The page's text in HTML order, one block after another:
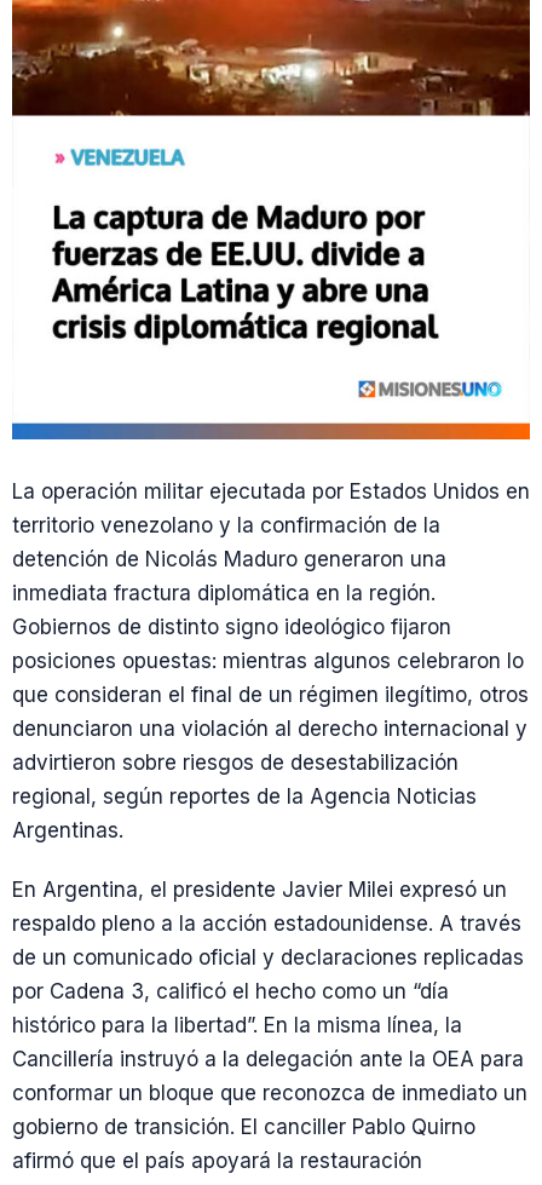
La operación militar ejecutada por Estados Unidos en
territorio venezolano y la confirmación de la
detención de Nicolás Maduro generaron una
inmediata fractura diplomática en la región.
Gobiernos de distinto signo ideológico fijaron
posiciones opuestas: mientras algunos celebraron lo
que consideran el final de un régimen ilegítimo, otros
denunciaron una violación al derecho internacional y
advirtieron sobre riesgos de desestabilización
regional, según reportes de la Agencia Noticias
Argentinas.
En Argentina, el presidente Javier Milei expresó un
respaldo pleno a la acción estadounidense. A través
de un comunicado oficial y declaraciones replicadas
por Cadena 3, calificó el hecho como un “día
histórico para la libertad”. En la misma línea, la
Cancillería instruyó a la delegación ante la OEA para
conformar un bloque que reconozca de inmediato un
gobierno de transición. El canciller Pablo Quirno
afirmó que el país apoyará la restauración